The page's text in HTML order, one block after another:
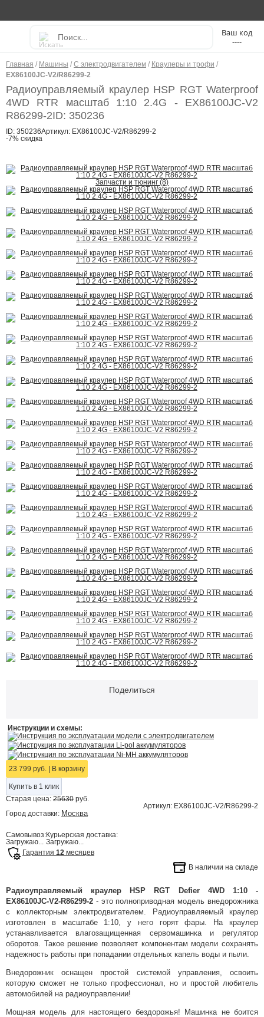
----
Главная / Машины / С электродвигателем / Краулеры и трофи /
EX86100JC-V2/R86299-2
Радиоуправляемый краулер HSP RGT Waterproof
4WD RTR масштаб 1:10 2.4G - EX86100JC-V2
R86299-2ID: 350236
ID: 350236Артикул: EX86100JC-V2/R86299-2
-7% скидка
Запчасти и тюнинг (8)
Поделиться
Инструкции и схемы:
Инструкция по эксплуатации модели с электродвигателем
Инструкция по эксплуатации Li-pol аккумуляторов
Инструкция по эксплуатации Ni-MH аккумуляторов
23 799 руб.
В корзину
Купить в 1 клик
Старая цена: 25630 руб.
Артикул: EX86100JC-V2/R86299-2
Город доставки: Москва
Самовывоз:
Загружаю...
Курьерская доставка:
Загружаю...
Гарантия 12 месяцев
В наличии на складе
Радиоуправляемый краулер HSP RGT Defier 4WD 1:10 -
EX86100JC-V2-R86299-2 - это полноприводная модель внедорожника
с коллекторным электродвигателем. Радиоуправляемый краулер
изготовлен в масштабе 1:10, у него горят фары. На краулер
устанавливается влагозащищенная сервомашинка и регулятор
оборотов. Такое решение позволяет компонентам модели сохранять
надежность работы при попадании отдельных капель воды и пыли.
Внедорожник оснащен простой системой управления, освоить
которую сможет не только профессионал, но и простой любитель
автомобилей на радиоуправлении!
Мощная модель для настоящего бездорожья! Машинка не боится